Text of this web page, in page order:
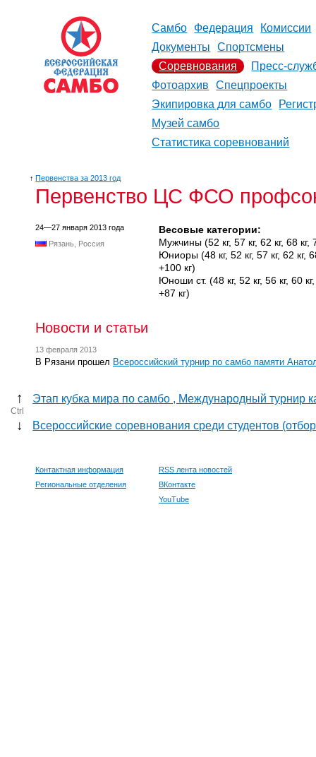
Самбо Федерация
Комиссии
Документы
Спортсмены
Соревнования
Пресс-
Фотоархив
Спецпроекты
Экипировка для самбо
Музей самбо
Статистика соревнований
↑ Первенства за 2013 год
Первенство ЦС ФСО
24—27 января 2013 года
Рязань, Россия
Весовые категории:
Мужчины (52 кг, 57 кг, 62 кг, 68 кг,
Юниоры (48 кг, 52 кг, 57 кг, 62 кг,
+100 кг)
Юноши ст. (48 кг, 52 кг, 56 кг, 60 кг,
+87 кг)
Новости и статьи
13 февраля 2013
В Рязани прошел Всероссийский турнир по самбо памяти
↑ Этап кубка мира по самбо , Международный турнир
Ctrl
↓ Всероссийские соревнования среди студентов
Контактная информация
Региональные отделения
RSS лента новостей
ВКонтакте
YouTube